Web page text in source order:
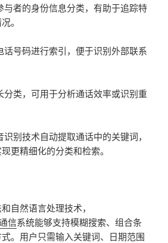
与者的身份信息分类，有助于追踪特
。
话号码进行索引，便于识别外部联系
分类，可用于分析通话效率或识别重
别技术自动提取通话中的关键词，
更精细化的分类和检索。
自然语言处理技术，
信系统能够支持模糊搜索、组合条
。用户只需输入关键词、日期范围